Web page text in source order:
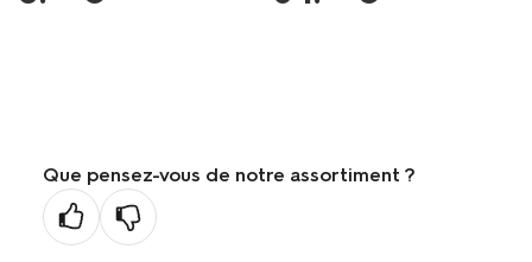
Que pensez-vous de notre assortiment ?